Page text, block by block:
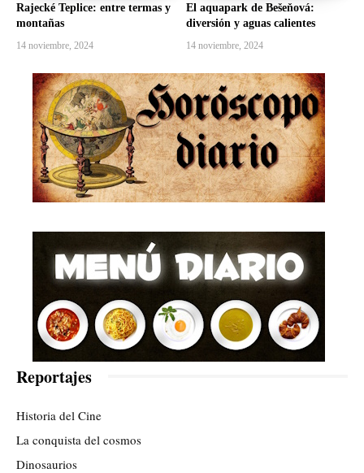
Rajecké Teplice: entre termas y
montañas
14 noviembre, 2024
El aquapark de Bešeňová:
diversión y aguas calientes
14 noviembre, 2024
Reportajes
Historia del Cine
La conquista del cosmos
Dinosaurios